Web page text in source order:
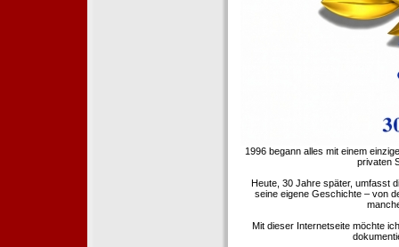
1996 begann alles mit einem
privaten
Heute, 30 Jahre später, umfasst
seine eigene Geschichte – von
Mit dieser Internetseite möchte